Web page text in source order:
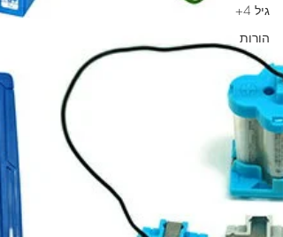
גיל 4+
הורות